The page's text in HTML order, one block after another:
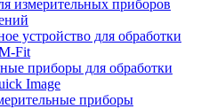
измерительных приборов
устройство для обработки
Fit
приборы для обработки
Image
приборы